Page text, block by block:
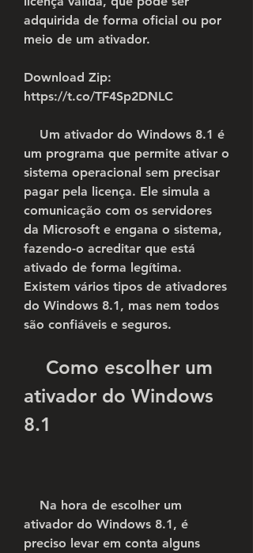
adquirida de forma oficial ou por
meio de um ativador.
Download Zip:
https://t.co/TF4Sp2DNLC
um programa que permite ativar o
sistema operacional sem precisar
pagar pela licença. Ele simula a
comunicação com os servidores
da Microsoft e engana o sistema,
fazendo-o acreditar que está
ativado de forma legítima.
Existem vários tipos de ativadores
do Windows 8.1, mas nem todos
são confiáveis e seguros.
ativador do Windows
8.1
ativador do Windows 8.1, é
preciso levar em conta alguns